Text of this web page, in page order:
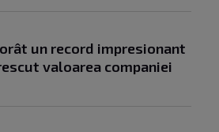
un record impresionant
valoarea companiei